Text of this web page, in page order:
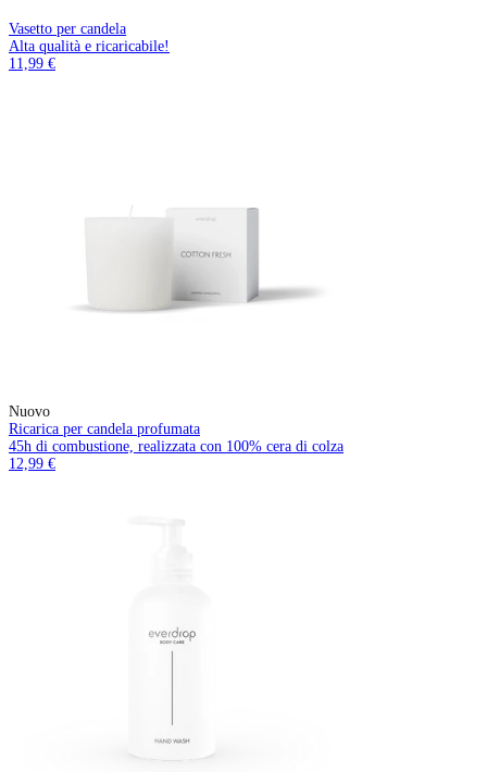
Vasetto per candela
Alta qualità e ricaricabile!
11,99 €
Nuovo
Ricarica per candela profumata
45h di combustione, realizzata con 100% cera di colza
12,99 €